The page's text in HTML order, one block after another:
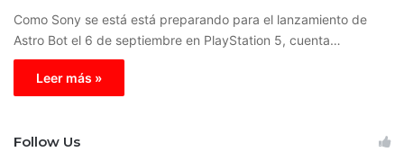
Como Sony se está está preparando para el lanzamiento de
Astro Bot el 6 de septiembre en PlayStation 5, cuenta…
Leer más »
Follow Us